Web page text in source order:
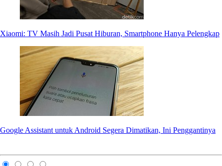
Xiaomi: TV Masih Jadi Pusat Hiburan, Smartphone Hanya Pelengkap
Google Assistant untuk Android Segera Dimatikan, Ini Penggantinya